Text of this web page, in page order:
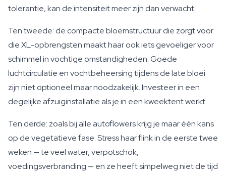
tolerantie, kan de intensiteit meer zijn dan verwacht.
Ten tweede: de compacte bloemstructuur die zorgt voor
die XL-opbrengsten maakt haar ook iets gevoeliger voor
schimmel in vochtige omstandigheden. Goede
luchtcirculatie en vochtbeheersing tijdens de late bloei
zijn niet optioneel maar noodzakelijk. Investeer in een
degelijke afzuiginstallatie als je in een kweektent werkt.
Ten derde: zoals bij alle autoflowers krijg je maar één kans
op de vegetatieve fase. Stress haar flink in de eerste twee
weken — te veel water, verpotschok,
voedingsverbranding — en ze heeft simpelweg niet de tijd